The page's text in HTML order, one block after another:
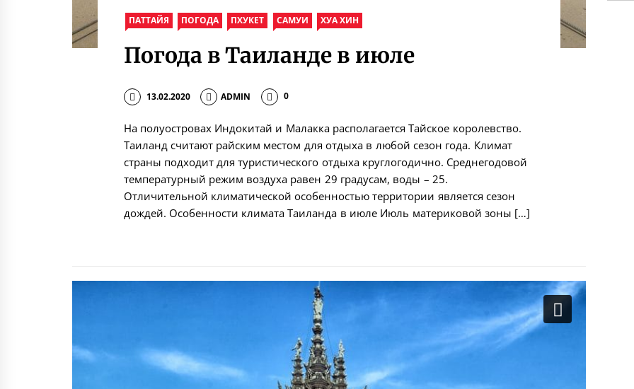
ПАТТАЙЯ ПОГОДА ПХУКЕТ САМУИ ХУА ХИН
Погода в Таиланде в июле
13.02.2020 ADMIN 0
На полуостровах Индокитай и Малакка располагается Тайское королевство.
Таиланд считают райским местом для отдыха в любой сезон года. Климат
страны подходит для туристического отдыха круглогодично. Среднегодовой
температурный режим воздуха равен 29 градусам, воды – 25.
Отличительной климатической особенностью территории является сезон
дождей. Особенности климата Таиланда в июле Июль материковой зоны […]